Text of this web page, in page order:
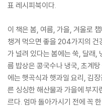
표 레시피북이다.
이 책은 봄, 여름, 가을, 겨울로
챙겨 먹으면 좋을 204가지의 건
가 널려 있다는 봄에는 쑥, 달래,
름 밥상은 콩국수나 냉국, 초계
에는 햇곡식과 햇과일 요리, 김
른 싱싱한 해산물과 가을에 부지
르다. 엄마 돌아가시기 전에 꼭